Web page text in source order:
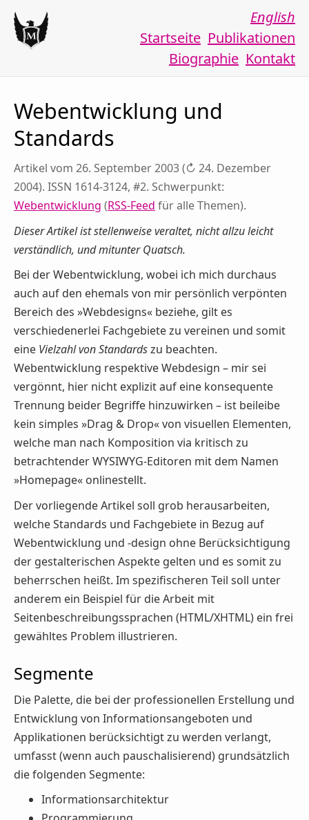
Startseite Publikationen
Biographie Kontakt
English
Webentwicklung und
Standards
Artikel vom 26. September 2003 (↻ 24. Dezember
2004). ISSN 1614-3124, #2. Schwerpunkt:
Webentwicklung (RSS-Feed für alle Themen).
Dieser Artikel ist stellenweise veraltet, nicht allzu leicht
verständlich, und mitunter Quatsch.
Bei der Webentwicklung, wobei ich mich durchaus
auch auf den ehemals von mir persönlich verpönten
Bereich des »Webdesigns« beziehe, gilt es
verschiedenerlei Fachgebiete zu vereinen und somit
eine Vielzahl von Standardszu beachten.
Webentwicklung respektive Webdesign – mir sei
vergönnt, hier nicht explizit auf eine konsequente
Trennung beider Begriffe hinzuwirken – ist beileibe
kein simples »Drag & Drop« von visuellen Elementen,
welche man nach Komposition via kritisch zu
betrachtender WYSIWYG-Editoren mit dem Namen
»Homepage« onlinestellt.
Der vorliegende Artikel soll grob herausarbeiten,
welche Standards und Fachgebiete in Bezug auf
Webentwicklung und -design ohne Berücksichtigung
der gestalterischen Aspekte gelten und es somit zu
beherrschen heißt. Im spezifischeren Teil soll unter
anderem ein Beispiel für die Arbeit mit
Seitenbeschreibungssprachen (HTML/XHTML) ein frei
gewähltes Problem illustrieren.
Segmente
Die Palette, die bei der professionellen Erstellung und
Entwicklung von Informationsangeboten und
Applikationen berücksichtigt zu werden verlangt,
umfasst (wenn auch pauschalisierend) grundsätzlich
die folgenden Segmente:
Informationsarchitektur